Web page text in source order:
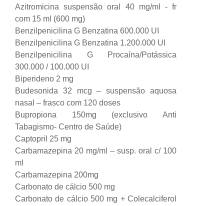
Azitromicina suspensão oral 40 mg/ml - fr
com 15 ml (600 mg)
Benzilpenicilina G Benzatina 600.000 UI
Benzilpenicilina G Benzatina 1.200.000 UI
Benzilpenicilina G Procaína/Potássica
300.000 / 100.000 UI
Biperideno 2 mg
Budesonida 32 mcg – suspensão aquosa
nasal – frasco com 120 doses
Bupropiona 150mg (exclusivo Anti
Tabagismo- Centro de Saúde)
Captopril 25 mg
Carbamazepina 20 mg/ml – susp. oral c/ 100
ml
Carbamazepina 200mg
Carbonato de cálcio 500 mg
Carbonato de cálcio 500 mg + Colecalciferol